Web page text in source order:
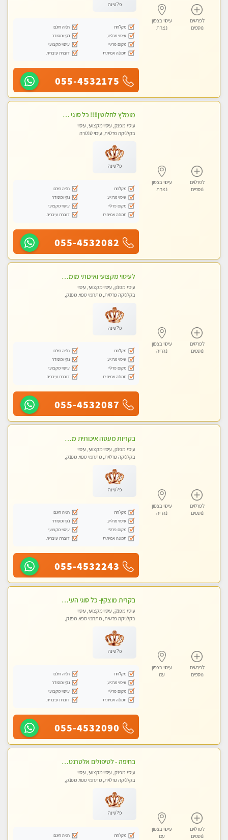
לפרטים
נוספים
עיסוי בצפון
נצרת
פלטינה
מקלחת
חניה חינם
עיסוי מרגיע
נקי ומסודר
מקום פרטי
עיסוי מקצועי
תמונה אמיתית
דוברת עיברית
055-4532175
לפרטים
נוספים
עיסוי בצפון
נצרת
מומלץ לחלוטין!!!! כל סוגי העיסויים מעסה מקצועית ואיכותית פרטי!!!
עיסוי מפנק, עיסוי מקצועי, עיסוי
בקלניקה פרטית, עיסוי טנטרה
פלטינה
מקלחת
חניה חינם
עיסוי מרגיע
נקי ומסודר
מקום פרטי
עיסוי מקצועי
תמונה אמיתית
דוברת עיברית
055-4532082
לפרטים
נוספים
עיסוי בצפון
נהריה
לעיסוי מקצועי ואיכותי מומלץ מאוד!! ממתינה לך שתגיע לנהריה מעסה פרטית
עיסוי מפנק, עיסוי מקצועי, עיסוי
בקלניקה פרטית, מתחמי ספא מפנק,
פלטינה
מקלחת
חניה חינם
עיסוי מרגיע
נקי ומסודר
מקום פרטי
עיסוי מקצועי
תמונה אמיתית
דוברת עיברית
055-4532087
לפרטים
נוספים
עיסוי בצפון
נהריה
בקריות מעסה איכותית מפנקת ומקצועית עיסוי חלומי ..... ללא מין !!
עיסוי מפנק, עיסוי מקצועי, עיסוי
בקלניקה פרטית, מתחמי ספא מפנק,
פלטינה
מקלחת
חניה חינם
עיסוי מרגיע
נקי ומסודר
מקום פרטי
עיסוי מקצועי
תמונה אמיתית
דוברת עיברית
055-4532243
לפרטים
נוספים
עיסוי בצפון
עכו
בקרית מוצקין- כל סוגי העיסויים מעסה מקצועית ואיכותית פרטי!!! -ללא מין !
עיסוי מפנק, עיסוי מקצועי, עיסוי
בקלניקה פרטית, מתחמי ספא מפנק,
פלטינה
מקלחת
חניה חינם
עיסוי מרגיע
נקי ומסודר
מקום פרטי
עיסוי מקצועי
תמונה אמיתית
דוברת עיברית
055-4532090
לפרטים
נוספים
עיסוי בצפון
עכו
בחיפה - לטיפולים אלטרנטיביים לעיסוי מרגיע ומפנק VIP-מומלץ לחלוטין! פרטי! ​​​​​​ Highly recommended-לקביעת תור נא להתקשר ....
עיסוי מפנק, עיסוי מקצועי, עיסוי
בקלניקה פרטית, מתחמי ספא מפנק,
פלטינה
מקלחת
חניה חינם